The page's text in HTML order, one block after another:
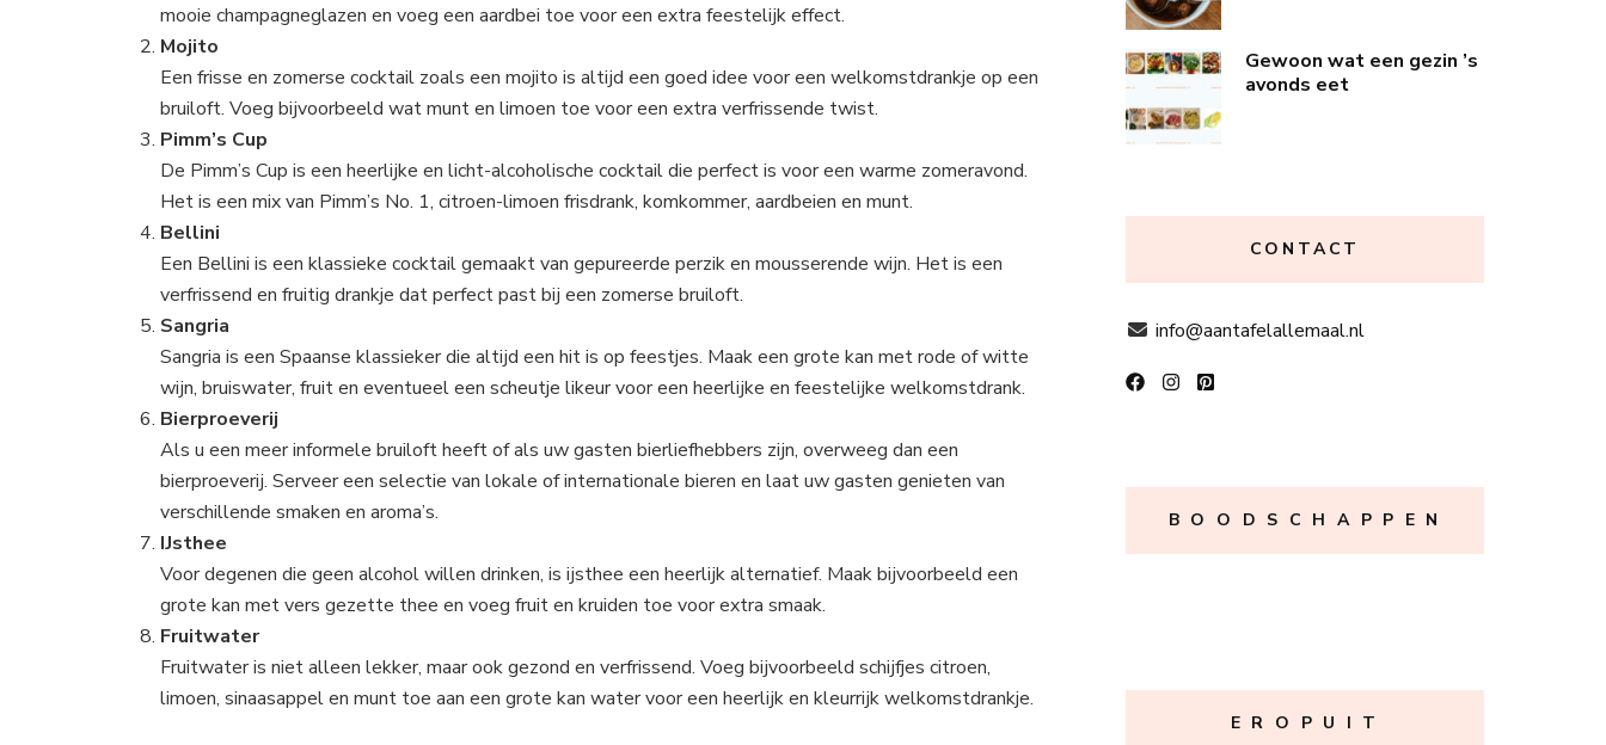
mooie champagneglazen en voeg een aardbei toe voor een extra feestelijk effect.
Mojito
Een frisse en zomerse cocktail zoals een mojito is altijd een goed idee voor een welkomstdrankje op een
bruiloft. Voeg bijvoorbeeld wat munt en limoen toe voor een extra verfrissende twist.
Pimm’s Cup
De Pimm’s Cup is een heerlijke en licht-alcoholische cocktail die perfect is voor een warme zomeravond.
Het is een mix van Pimm’s No. 1, citroen-limoen frisdrank, komkommer, aardbeien en munt.
Bellini
Een Bellini is een klassieke cocktail gemaakt van gepureerde perzik en mousserende wijn. Het is een
verfrissend en fruitig drankje dat perfect past bij een zomerse bruiloft.
Sangria
Sangria is een Spaanse klassieker die altijd een hit is op feestjes. Maak een grote kan met rode of witte
wijn, bruiswater, fruit en eventueel een scheutje likeur voor een heerlijke en feestelijke welkomstdrank.
Bierproeverij
Als u een meer informele bruiloft heeft of als uw gasten bierliefhebbers zijn, overweeg dan een
bierproeverij. Serveer een selectie van lokale of internationale bieren en laat uw gasten genieten van
verschillende smaken en aroma’s.
IJsthee
Voor degenen die geen alcohol willen drinken, is ijsthee een heerlijk alternatief. Maak bijvoorbeeld een
grote kan met vers gezette thee en voeg fruit en kruiden toe voor extra smaak.
Fruitwater
Fruitwater is niet alleen lekker, maar ook gezond en verfrissend. Voeg bijvoorbeeld schijfjes citroen,
limoen, sinaasappel en munt toe aan een grote kan water voor een heerlijk en kleurrijk welkomstdrankje.
Gewoon wat een gezin ’s
avonds eet
CONTACT
info@aantafelallemaal.nl
B O O D S C H A P P E N
E R O P U I T